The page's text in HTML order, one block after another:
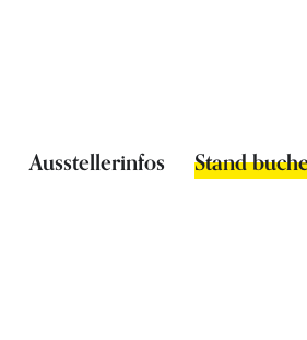
Ausstellerinfos Stand